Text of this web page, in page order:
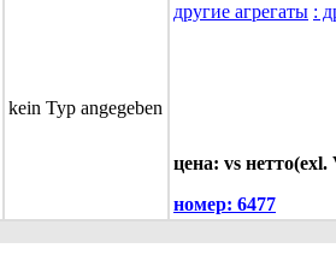
kein Typ angegeben
другие агрегаты :
цена: vs нетто(exl.
номер: 6477